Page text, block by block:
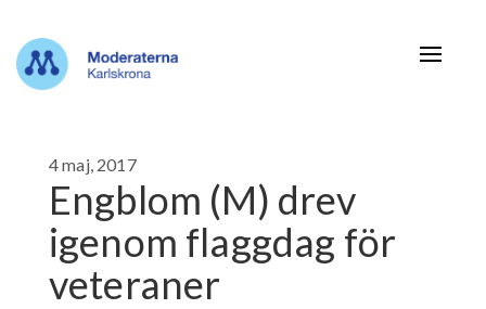
4 maj, 2017
Engblom (M) drev
igenom flaggdag för
veteraner